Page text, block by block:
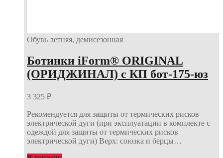
Обувь летняя, демисезонная
Ботинки iForm® ORIGINAL
(ОРИДЖИНАЛ) с КП бот-175-юз
3 325 ₽
Рекомендуется для защиты от термических рисков
электрической дуги (при эксплуатации в комплекте с
одеждой для защиты от термических рисков
электрической дуги) Верх: союзка и берцы…